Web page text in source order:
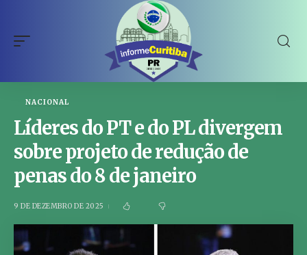
NACIONAL
Líderes do PT e do PL divergem
sobre projeto de redução de
penas do 8 de janeiro
9 DE DEZEMBRO DE 2025